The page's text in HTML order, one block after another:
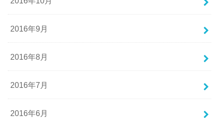
2016年9月
2016年8月
2016年7月
2016年6月